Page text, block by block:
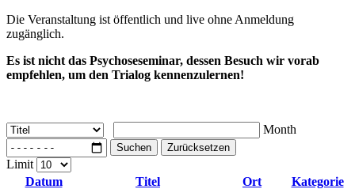
Die Veranstaltung ist öffentlich und live ohne Anmeldung
zugänglich.
Es ist nicht das Psychoseseminar, dessen Besuch wir vorab
empfehlen, um den Trialog kennenzulernen!
Month
Suchen Zurücksetzen
Limit
Datum
Titel Ort
Kategorie